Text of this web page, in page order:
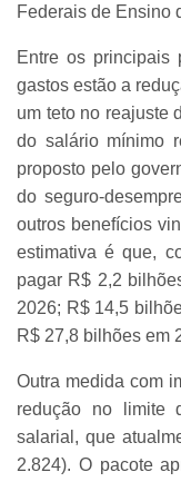
Federais de Ensino
Entre os principais
gastos estão a
um teto no reajuste
do salário mínimo
proposto pelo
do seguro-
outros benefícios
estimativa é que,
pagar R$ 2,2
2026; R$ 14,5
R$ 27,8 bilhões em
Outra medida com
redução no limite
salarial, que
2.824). O pacote